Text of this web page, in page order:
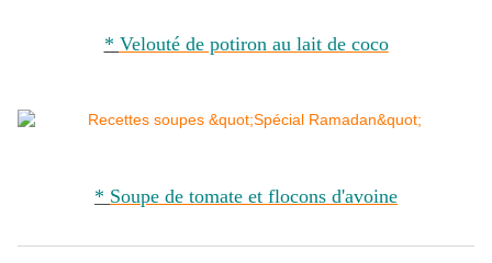
* Velouté de potiron au lait de coco
* Soupe de tomate et flocons d'avoine